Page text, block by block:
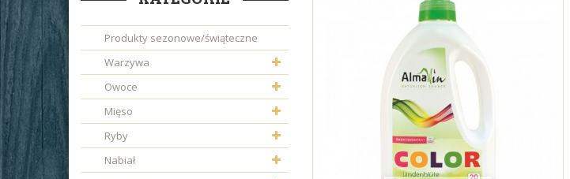
Produkty sezonowe/świąteczne
Warzywa
Owoce
Mięso
Ryby
Nabiał